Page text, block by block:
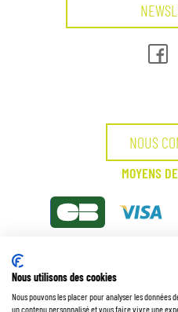
NOUS
MOYENS
Nous utilisons des cookies
Nous pouvons les placer pour analyser les
un contenu personnalisé et vous faire vivre une